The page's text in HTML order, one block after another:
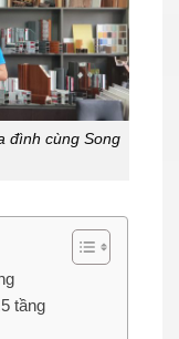
đình cùng Song
tầng